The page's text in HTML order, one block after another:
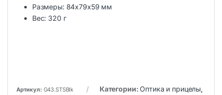
Размеры: 84x79x59 мм
Вес: 320 г
Артикул: G43.STSBlk Категории:Оптика и прицелы,